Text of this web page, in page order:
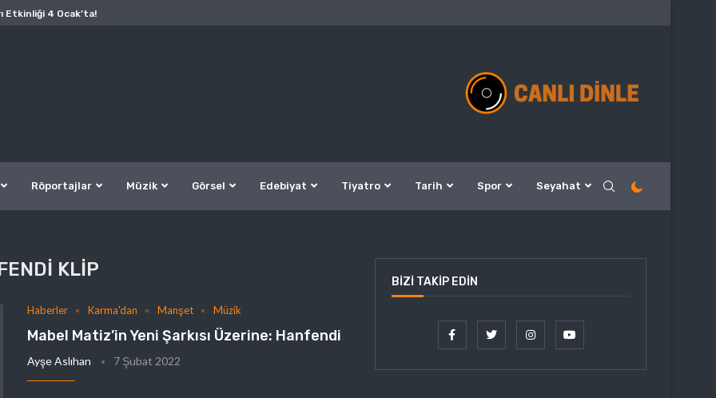
Etkinliği 4 Ocak’ta!
Röportajlar Müzik Görsel Edebiyat Tiyatro Tarih Spor Seyahat
KLIP
Haberler Karma'dan Manşet Müzik
Mabel Matiz’in Yeni Şarkısı Üzerine: Hanfendi
Ayşe Aslıhan 7 Şubat 2022
BIZI TAKIP EDIN